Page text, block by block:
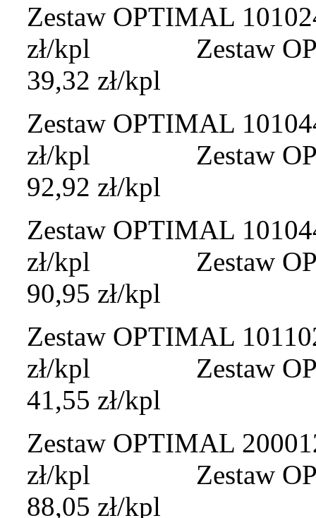
Zestaw OPTIMAL
zł/kpl Zestaw
39,32 zł/kpl
Zestaw OPTIMAL
zł/kpl Zestaw
92,92 zł/kpl
Zestaw OPTIMAL
zł/kpl Zestaw
90,95 zł/kpl
Zestaw OPTIMAL
zł/kpl Zestaw
41,55 zł/kpl
Zestaw OPTIMAL
zł/kpl Zestaw
88,05 zł/kpl